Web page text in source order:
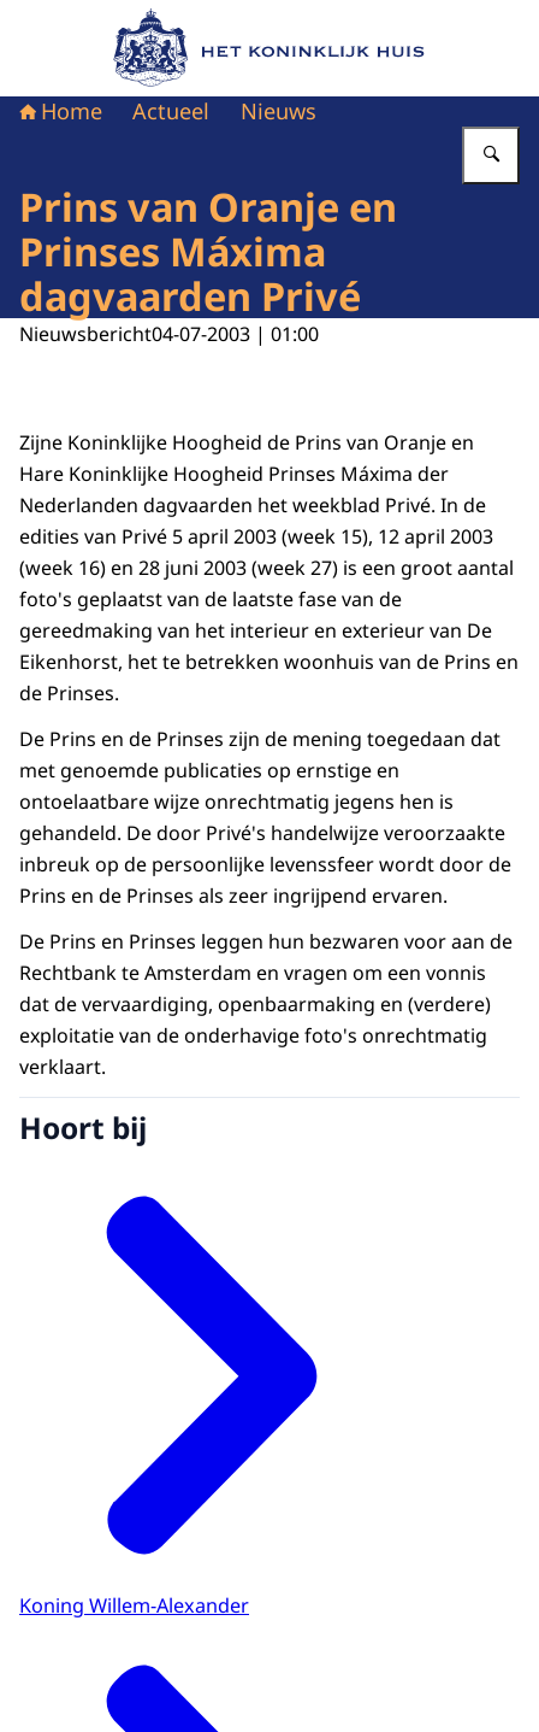
Naar de homepage van Het Koninklijk Huis
Home Actueel Nieuws
Prins van Oranje en
Prinses Máxima
dagvaarden Privé
Nieuwsbericht04-07-2003 | 01:00
Zijne Koninklijke Hoogheid de Prins van Oranje en
Hare Koninklijke Hoogheid Prinses Máxima der
Nederlanden dagvaarden het weekblad Privé. In de
edities van Privé 5 april 2003 (week 15), 12 april 2003
(week 16) en 28 juni 2003 (week 27) is een groot aantal
foto's geplaatst van de laatste fase van de
gereedmaking van het interieur en exterieur van De
Eikenhorst, het te betrekken woonhuis van de Prins en
de Prinses.
De Prins en de Prinses zijn de mening toegedaan dat
met genoemde publicaties op ernstige en
ontoelaatbare wijze onrechtmatig jegens hen is
gehandeld. De door Privé's handelwijze veroorzaakte
inbreuk op de persoonlijke levenssfeer wordt door de
Prins en de Prinses als zeer ingrijpend ervaren.
De Prins en Prinses leggen hun bezwaren voor aan de
Rechtbank te Amsterdam en vragen om een vonnis
dat de vervaardiging, openbaarmaking en (verdere)
exploitatie van de onderhavige foto's onrechtmatig
verklaart.
Hoort bij
Koning Willem-Alexander